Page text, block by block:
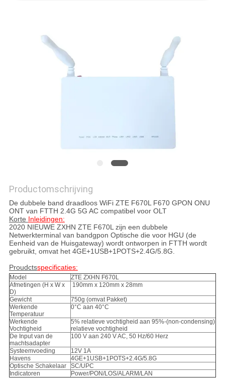
Productomschrijving
De dubbele band draadloos WiFi ZTE F670L F670 GPON ONU
ONT van FTTH 2.4G 5G AC compatibel voor OLT
Korte Inleidingen:
2020 NIEUWE ZXHN ZTE F670Lzijn een dubbele
Netwerkterminal van bandgpon Optische die voor HGU (de
Eenheid van de Huisgateway) wordt ontworpen in FTTH wordt
gebruikt, omvat het 4GE+1USB+1POTS+2.4G/5.8G.
Proudctsspecificaties:
Model
ZTE ZXHN F670L
Afmetingen (H x W x
D)
190mm x 120mm x 28mm
Gewicht
750g (omvat Pakket)
Werkende
Temperatuur
0°C aan 40°C
Werkende
Vochtigheid
5% relatieve vochtigheid aan 95%-(non-condensing)
relatieve vochtigheid
De Input van de
machtsadapter
100 V aan 240 V AC, 50 Hz/60 Herz
Systeemvoeding
12V 1A
Havens
4GE+1USB+1POTS+2.4G/5.8G
Optische Schakelaar
SC/UPC
Indicatoren
Power/PON/LOS/ALARM/LAN